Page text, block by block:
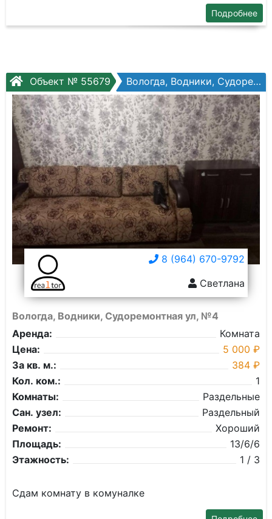
Подробнее
Объект № 55679 Вологда, Водники, Судоремонтная ул, №4
8 (964) 670-9792
Светлана
Вологда, Водники, Судоремонтная ул, №4
Аренда:
Комната
Цена:
5 000 ₽
За кв. м.:
384 ₽
Кол. ком.:
1
Комнаты:
Раздельные
Сан. узел:
Раздельный
Ремонт:
Хороший
Площадь:
13/6/6
Этажность:
1 / 3
Сдам комнату в комуналке